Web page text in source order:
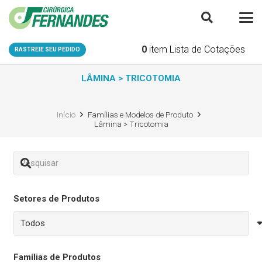
RASTREIE SEU PEDIDO 0 item Lista de Cotações
LÂMINA > TRICOTOMIA
Início
Famílias e Modelos de Produto
Lâmina > Tricotomia
Setores de Produtos
Famílias de Produtos